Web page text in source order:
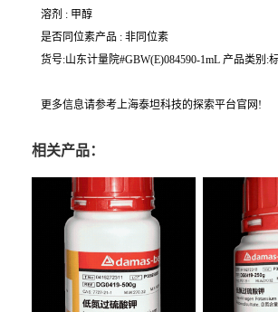
溶剂 : 甲醇
是否同位素产品 : 非同位素
货号:山东计量院#GBW(E)084590-1mL 产品类别:
更多信息请参考上海泰坦科技的探索平台官网!
相关产品：